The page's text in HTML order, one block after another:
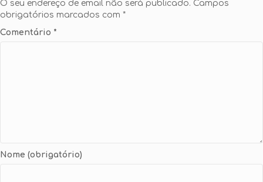
O seu endereço de email não será publicado. Campos
obrigatórios marcados com *
Comentário *
Nome (obrigatório)